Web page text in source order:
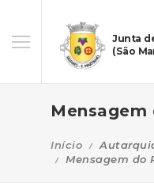
Junta
(São
Início
Mensagem do